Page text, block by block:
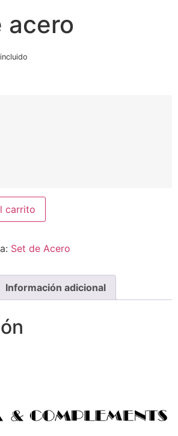
acero
carrito
Set de Acero
Información adicional